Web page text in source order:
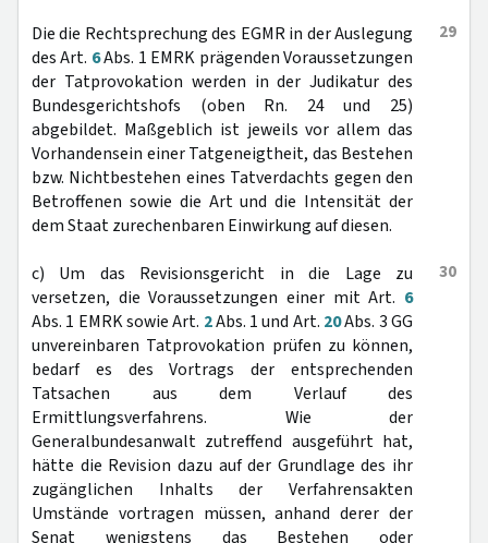
29
Die die Rechtsprechung des EGMR in der Auslegung
des Art. 6Abs. 1 EMRK prägenden Voraussetzungen
der Tatprovokation werden in der Judikatur des
Bundesgerichtshofs (oben Rn. 24 und 25)
abgebildet. Maßgeblich ist jeweils vor allem das
Vorhandensein einer Tatgeneigtheit, das Bestehen
bzw. Nichtbestehen eines Tatverdachts gegen den
Betroffenen sowie die Art und die Intensität der
dem Staat zurechenbaren Einwirkung auf diesen.
30
c) Um das Revisionsgericht in die Lage zu
versetzen, die Voraussetzungen einer mit Art. 6
Abs. 1 EMRK sowie Art. 2Abs. 1 und Art. 20Abs. 3 GG
unvereinbaren Tatprovokation prüfen zu können,
bedarf es des Vortrags der entsprechenden
Tatsachen aus dem Verlauf des
Ermittlungsverfahrens. Wie der
Generalbundesanwalt zutreffend ausgeführt hat,
hätte die Revision dazu auf der Grundlage des ihr
zugänglichen Inhalts der Verfahrensakten
Umstände vortragen müssen, anhand derer der
Senat wenigstens das Bestehen oder